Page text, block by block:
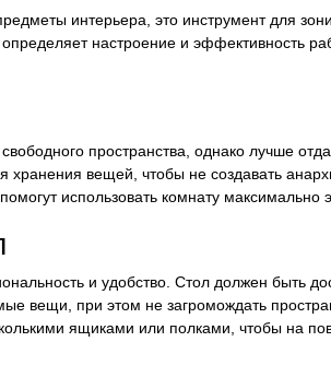
интерьера, это инструмент для
настроение и эффективность
пространства, однако лучше
хранения вещей, чтобы не создавать
использовать комнату максимально
и удобство. Стол должен быть
вещи, при этом не загромождать
ящиками или полками, чтобы на